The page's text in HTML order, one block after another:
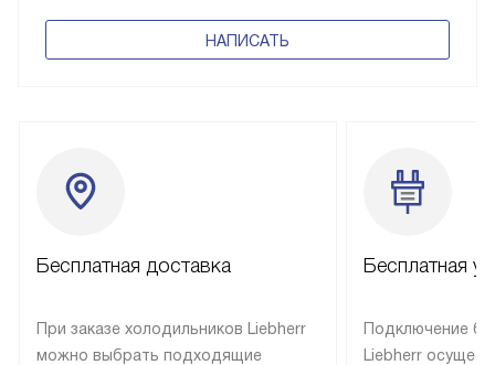
НАПИСАТЬ
Бесплатная доставка
При заказе холодильников Liebherr
можно выбрать подходящие
Бесплатная
Подключение
Liebherr